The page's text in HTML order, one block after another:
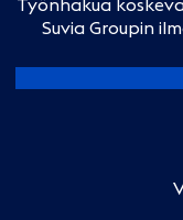
Työnhakua
Suvia Groupin